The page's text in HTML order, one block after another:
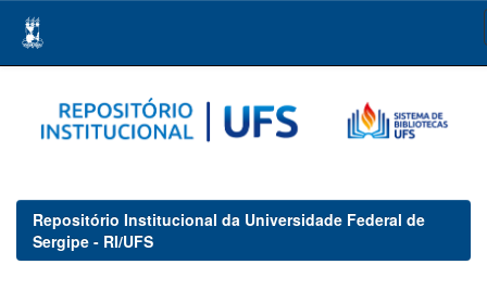
navigation
Repositório Institucional da Universidade Federal de
Sergipe - RI/UFS